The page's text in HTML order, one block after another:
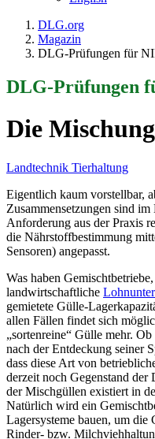
DLG.org
Magazin
DLG-Prüfungen für
DLG-Prüfungen
Die
Landtechnik Tierhaltung
Eigentlich kaum vorstellbar,
Zusammensetzungen sind
Anforderung aus der Praxis
die Nährstoffbestimmung
Sensoren) angepasst.
Was haben
landwirtschaftliche
gemietete Gülle-
allen Fällen findet sich
„sortenreine“ Gülle mehr.
nach der Entdeckung seiner
dass diese Art von
derzeit noch Gegenstand der
der Mischgüllen existiert in
Natürlich wird ein
Lagersysteme bauen, um die
Rinder- bzw.